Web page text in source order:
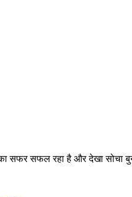
सफर सफल रहा है और देखा सोचा